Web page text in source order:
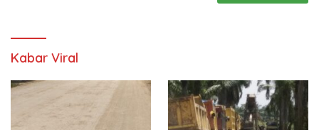
Kabar Viral